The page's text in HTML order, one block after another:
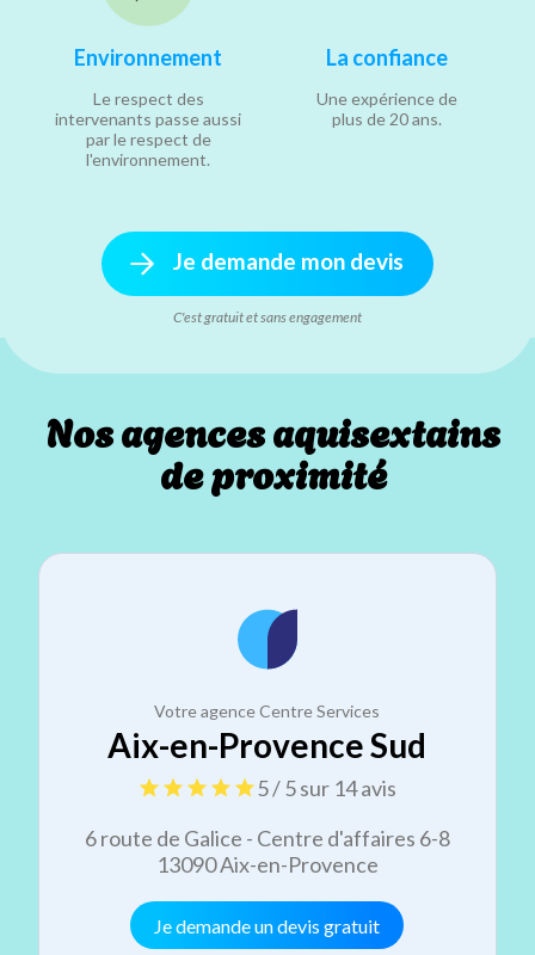
Environnement
Le respect des
intervenants passe aussi
par le respect de
l'environnement.
La confiance
Une expérience de
plus de 20 ans.
Je demande mon devis
C'est gratuit et sans engagement
Nos agences aquisextains
de proximité
Votre agence Centre Services
Aix-en-Provence Sud
5 / 5 sur 14 avis
6 route de Galice - Centre d'affaires 6-8
13090 Aix-en-Provence
Je demande un devis gratuit